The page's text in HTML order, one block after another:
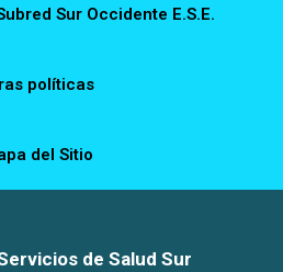
Sur Occidente E.S.E.
políticas
del Sitio
de Salud Sur